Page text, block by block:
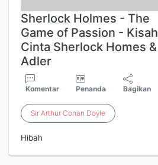
Sherlock Holmes - The
Game of Passion - Kisah
Cinta Sherlock Homes &
Adler
Komentar Penanda Bagikan
Sir Arthur Conan Doyle
Hibah